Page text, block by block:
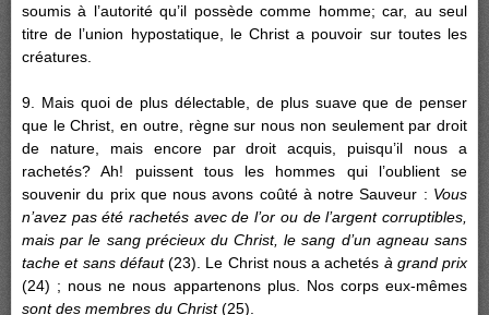
soumis à l’autorité qu’il possède comme homme; car, au seul
titre de l’union hypostatique, le Christ a pouvoir sur toutes les
créatures.
9. Mais quoi de plus délectable, de plus suave que de penser
que le Christ, en outre, règne sur nous non seulement par droit
de nature, mais encore par droit acquis, puisqu’il nous a
rachetés? Ah! puissent tous les hommes qui l’oublient se
souvenir du prix que nous avons coûté à notre Sauveur : Vous
n’avez pas été rachetés avec de l’or ou de l’argent corruptibles,
mais par le sang précieux du Christ, le sang d’un agneau sans
tache et sans défaut(23). Le Christ nous a achetés à grand prix
(24) ; nous ne nous appartenons plus. Nos corps eux-mêmes
sont des membres du Christ(25).